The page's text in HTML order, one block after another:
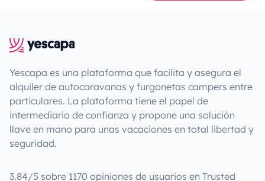
Yescapa es una plataforma que facilita y asegura el
alquiler de autocaravanas y furgonetas campers entre
particulares. La plataforma tiene el papel de
intermediario de confianza y propone una solución
llave en mano para unas vacaciones en total libertad y
seguridad.
3.84/5 sobre 1170 opiniones de usuarios en Trusted